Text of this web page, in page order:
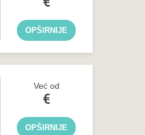
OPŠIRNIJE
Već od
€
OPŠIRNIJE